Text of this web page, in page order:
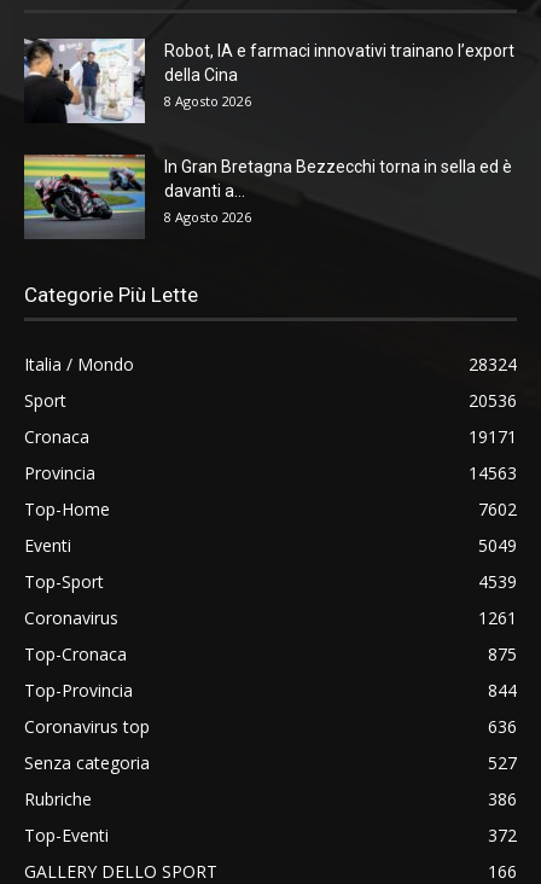
Robot, IA e farmaci innovativi trainano l’export
della Cina
8 Agosto 2026
In Gran Bretagna Bezzecchi torna in sella ed è
davanti a...
8 Agosto 2026
Categorie Più Lette
Italia / Mondo
28324
Sport
20536
Cronaca
19171
Provincia
14563
Top-Home
7602
Eventi
5049
Top-Sport
4539
Coronavirus
1261
Top-Cronaca
875
Top-Provincia
844
Coronavirus top
636
Senza categoria
527
Rubriche
386
Top-Eventi
372
GALLERY DELLO SPORT
166